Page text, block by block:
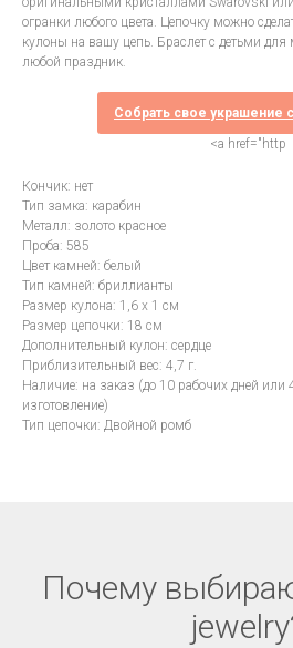
огранки любого цвета. Цепочку можно
кулоны на вашу цепь. Браслет с детьми
любой праздник.
Собрать свое
<a href="http
Кончик: нет
Тип замка: карабин
Металл: золото красное
Проба: 585
Цвет камней: белый
Тип камней: бриллианты
Размер кулона: 1,6 х 1 см
Размер цепочки: 18 см
Дополнительный кулон: сердце
Приблизительный вес: 4,7 г.
Наличие: на заказ (до 10 рабочих дней или
изготовление)
Тип цепочки: Двойной ромб
Почему